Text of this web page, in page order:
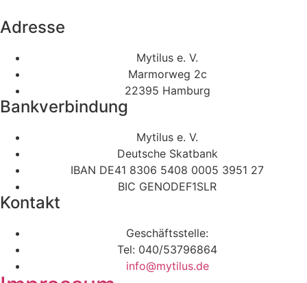
Adresse
Mytilus e. V.
Marmorweg 2c
22395 Hamburg
Bankverbindung
Mytilus e. V.
Deutsche Skatbank
IBAN DE41 8306 5408 0005 3951 27
BIC GENODEF1SLR
Kontakt
Geschäftsstelle:
Tel: 040/53796864
info@mytilus.de